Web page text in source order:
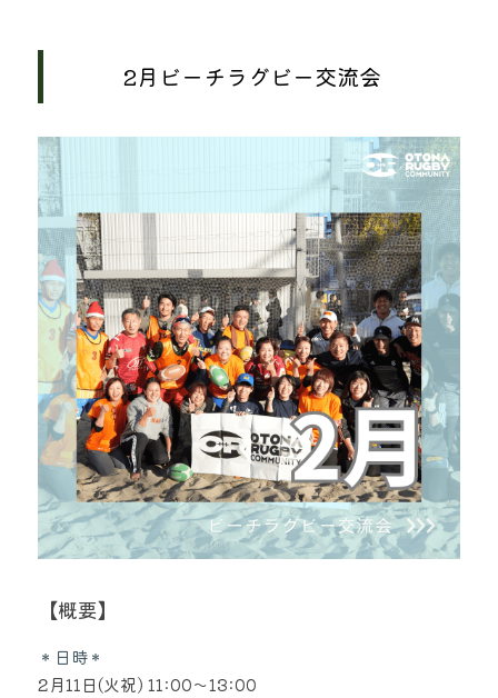
2月ビーチラグビー交流会
【概要】
＊日時＊
2月11日(火祝) 11:00～13:00